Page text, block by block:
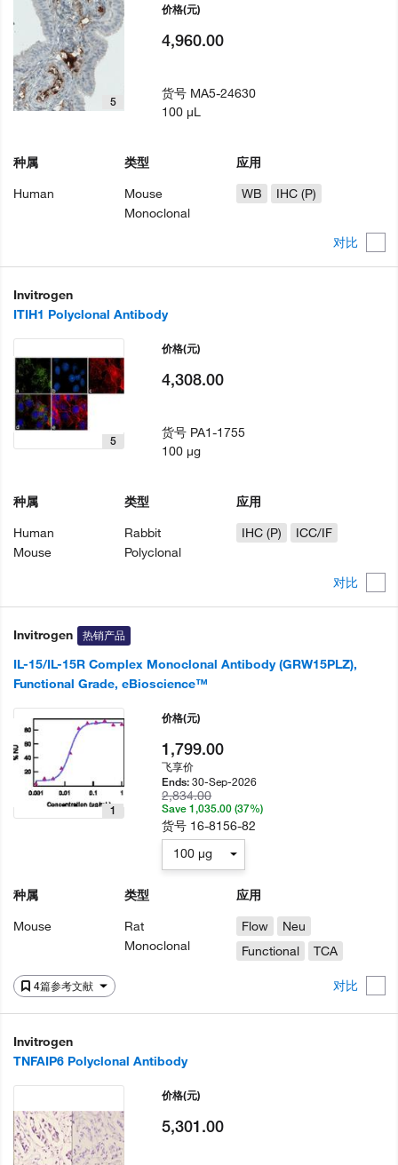
对比
5
种属
Human
类型
Mouse
Monoclonal
应用
WB
IHC (P)
价格(元)
4,960.00
货号 MA5-24630
100 µL
Invitrogen
ITIH1 Polyclonal Antibody
对比
5
种属
Human
Mouse
类型
Rabbit
Polyclonal
应用
IHC (P)
ICC/IF
价格(元)
4,308.00
货号 PA1-1755
100 µg
Invitrogen 热销产品
IL-15/IL-15R Complex Monoclonal Antibody (GRW15PLZ),
Functional Grade, eBioscience™
4篇参考文献 对比
1
种属
Mouse
类型
Rat
Monoclonal
应用
Flow
Neu
Functional
TCA
价格(元)
1,799.00
飞享价
Ends:30-Sep-2026
2,834.00
Save 1,035.00 (37%)
货号 16-8156-82
100 µg
Invitrogen
TNFAIP6 Polyclonal Antibody
价格(元)
5,301.00